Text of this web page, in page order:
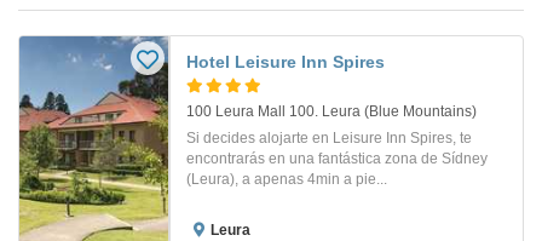
Hotel Leisure Inn Spires
100 Leura Mall 100. Leura (Blue Mountains)
Si decides alojarte en Leisure Inn Spires, te
encontrarás en una fantástica zona de Sídney
(Leura), a apenas 4min a pie...
Leura